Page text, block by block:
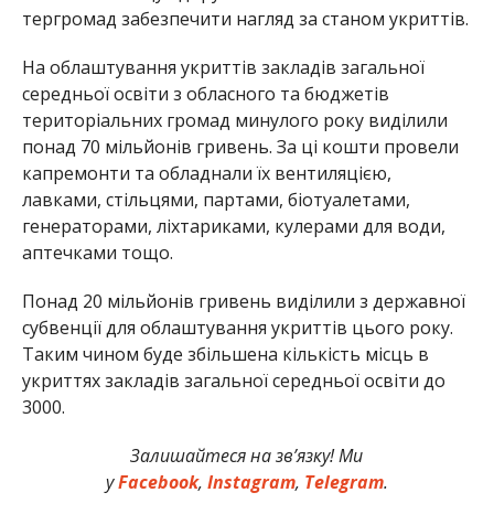
тергромад забезпечити нагляд за станом укриттів.
На облаштування укриттів закладів загальної
середньої освіти з обласного та бюджетів
територіальних громад минулого року виділили
понад 70 мільйонів гривень. За ці кошти провели
капремонти та обладнали їх вентиляцією,
лавками, стільцями, партами, біотуалетами,
генераторами, ліхтариками, кулерами для води,
аптечками тощо.
Понад 20 мільйонів гривень виділили з державної
субвенції для облаштування укриттів цього року.
Таким чином буде збільшена кількість місць в
укриттях закладів загальної середньої освіти до
3000.
Залишайтеся на зв’язку! Ми
уFacebook, Instagram, Telegram.